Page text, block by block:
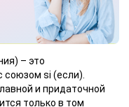
– это
si (если).
и придаточной
только в том